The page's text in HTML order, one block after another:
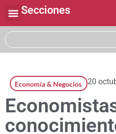
Secciones
Economía & Negocios 20